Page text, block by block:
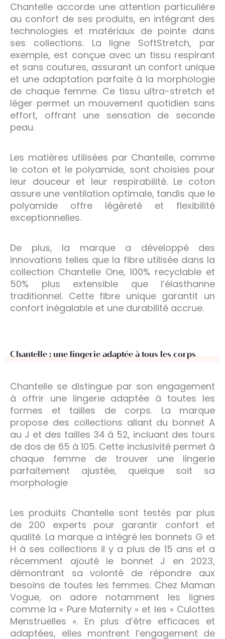
Chantelle accorde une attention particulière
au confort de ses produits, en intégrant des
technologies et matériaux de pointe dans
ses collections. La ligne SoftStretch, par
exemple, est conçue avec un tissu respirant
et sans coutures, assurant un confort unique
et une adaptation parfaite à la morphologie
de chaque femme. Ce tissu ultra-stretch et
léger permet un mouvement quotidien sans
effort, offrant une sensation de seconde
peau.
Les matières utilisées par Chantelle, comme
le coton et le polyamide, sont choisies pour
leur douceur et leur respirabilité. Le coton
assure une ventilation optimale, tandis que le
polyamide offre légèreté et flexibilité
exceptionnelles.
De plus, la marque a développé des
innovations telles que la fibre utilisée dans la
collection Chantelle One, 100% recyclable et
50% plus extensible que l’élasthanne
traditionnel. Cette fibre unique garantit un
confort inégalable et une durabilité accrue.
Chantelle : une lingerie adaptée à tous les corps
Chantelle se distingue par son engagement
à offrir une lingerie adaptée à toutes les
formes et tailles de corps. La marque
propose des collections allant du bonnet A
au J et des tailles 34 à 52, incluant des tours
de dos de 65 à 105. Cette inclusivité permet à
chaque femme de trouver une lingerie
parfaitement ajustée, quelque soit sa
morphologie
Les produits Chantelle sont testés par plus
de 200 experts pour garantir confort et
qualité. La marque a intégré les bonnets G et
H à ses collections il y a plus de 15 ans et a
récemment ajouté le bonnet J en 2023,
démontrant sa volonté de répondre aux
besoins de toutes les femmes. Chez Maman
Vogue, on adore notamment les lignes
comme la « Pure Maternity » et les « Culottes
Menstruelles ». En plus d’être efficaces et
adaptées, elles montrent l’engagement de